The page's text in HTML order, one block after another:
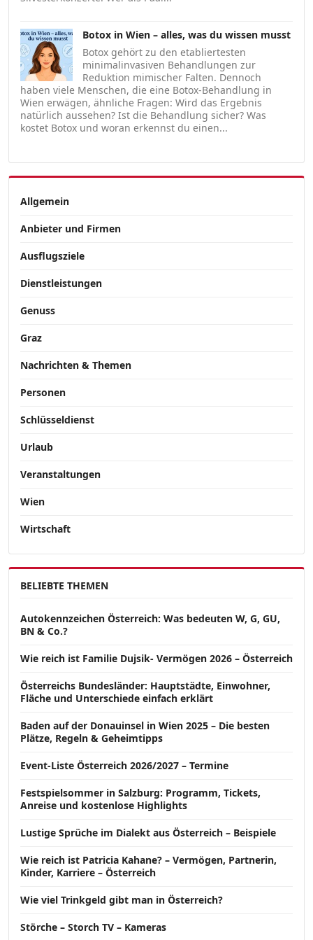
Botox in Wien – alles, was du wissen musst
Botox gehört zu den etabliertesten
minimalinvasiven Behandlungen zur
Reduktion mimischer Falten. Dennoch
haben viele Menschen, die eine Botox-Behandlung in
Wien erwägen, ähnliche Fragen: Wird das Ergebnis
natürlich aussehen? Ist die Behandlung sicher? Was
kostet Botox und woran erkennst du einen...
Allgemein
Anbieter und Firmen
Ausflugsziele
Dienstleistungen
Genuss
Graz
Nachrichten & Themen
Personen
Schlüsseldienst
Urlaub
Veranstaltungen
Wien
Wirtschaft
BELIEBTE THEMEN
Autokennzeichen Österreich: Was bedeuten W, G, GU,
BN & Co.?
Wie reich ist Familie Dujsik- Vermögen 2026 – Österreich
Österreichs Bundesländer: Hauptstädte, Einwohner,
Fläche und Unterschiede einfach erklärt
Baden auf der Donauinsel in Wien 2025 – Die besten
Plätze, Regeln & Geheimtipps
Event-Liste Österreich 2026/2027 – Termine
Festspielsommer in Salzburg: Programm, Tickets,
Anreise und kostenlose Highlights
Lustige Sprüche im Dialekt aus Österreich – Beispiele
Wie reich ist Patricia Kahane? – Vermögen, Partnerin,
Kinder, Karriere – Österreich
Wie viel Trinkgeld gibt man in Österreich?
Störche – Storch TV – Kameras